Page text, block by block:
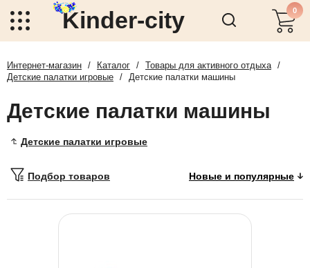
Kinder-city 0
Интернет-магазин / Каталог / Товары для активного отдыха /
Детские палатки игровые / Детские палатки машины
Детские палатки машины
Детские палатки игровые
Подбор товаров